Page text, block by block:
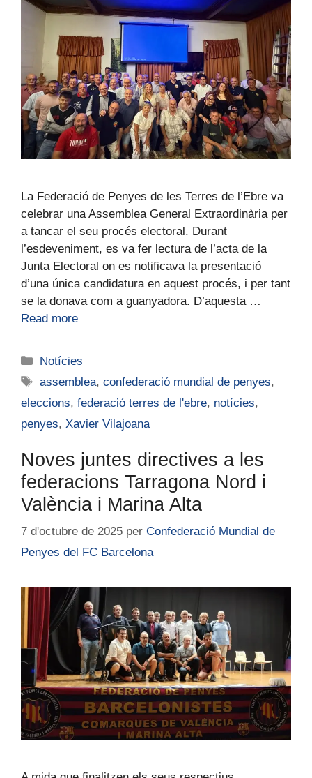
La Federació de Penyes de les Terres de l’Ebre va
celebrar una Assemblea General Extraordinària per
a tancar el seu procés electoral. Durant
l’esdeveniment, es va fer lectura de l’acta de la
Junta Electoral on es notificava la presentació
d’una única candidatura en aquest procés, i per tant
se la donava com a guanyadora. D’aquesta …
Read more
Notícies
assemblea,confederació mundial de penyes,
eleccions, federació terres de l'ebre, notícies,
penyes, Xavier Vilajoana
Noves juntes directives a les
federacions Tarragona Nord i
València i Marina Alta
7 d'octubre de 2025 per Confederació Mundial de
Penyes del FC Barcelona